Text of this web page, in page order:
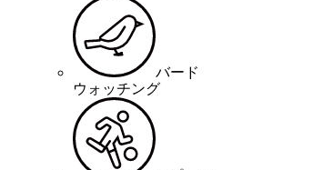
バード
ウォッチング